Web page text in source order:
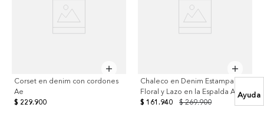
Ayuda
Corset en denim con cordones
Ae
$ 229.900
Chaleco en Denim Estampado
Floral y Lazo en la Espalda Ae
$ 269.900
$ 161.940